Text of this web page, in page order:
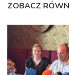
ZOBACZ